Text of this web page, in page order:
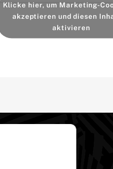
Klicke hier, um Marketing-
akzeptieren und diesen
aktivieren